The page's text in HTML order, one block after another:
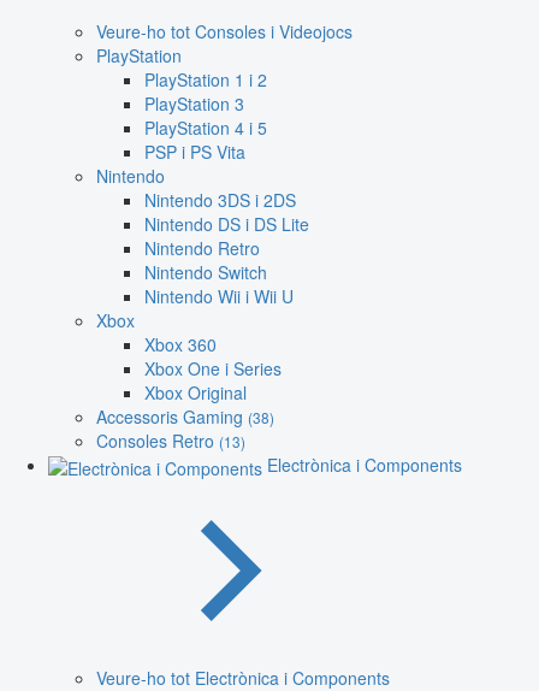
Veure-ho tot Consoles i Videojocs
PlayStation
PlayStation 1 i 2
PlayStation 3
PlayStation 4 i 5
PSP i PS Vita
Nintendo
Nintendo 3DS i 2DS
Nintendo DS i DS Lite
Nintendo Retro
Nintendo Switch
Nintendo Wii i Wii U
Xbox
Xbox 360
Xbox One i Series
Xbox Original
Accessoris Gaming (38)
Consoles Retro (13)
Electrònica i Components
Veure-ho tot Electrònica i Components